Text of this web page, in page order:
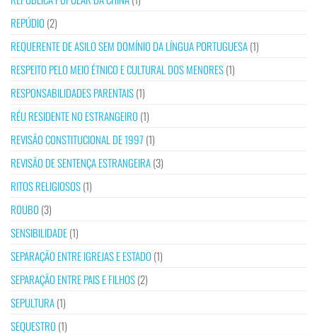
REPÚDIO (2)
REQUERENTE DE ASILO SEM DOMÍNIO DA LÍNGUA PORTUGUESA(1)
RESPEITO PELO MEIO ÉTNICO E CULTURAL DOS MENORES(1)
RESPONSABILIDADES PARENTAIS(1)
RÉU RESIDENTE NO ESTRANGEIRO (1)
REVISÃO CONSTITUCIONAL DE 1997 (1)
REVISÃO DE SENTENÇA ESTRANGEIRA(3)
RITOS RELIGIOSOS(1)
ROUBO (3)
SENSIBILIDADE(1)
SEPARAÇÃO ENTRE IGREJAS E ESTADO (1)
SEPARAÇÃO ENTRE PAIS E FILHOS(2)
SEPULTURA(1)
SEQUESTRO (1)